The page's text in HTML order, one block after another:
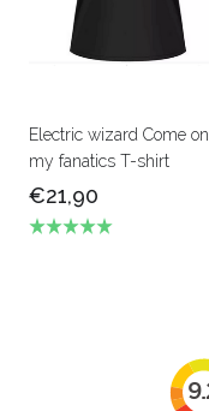
Electric wizard Come on
my fanatics T-shirt
€21,90